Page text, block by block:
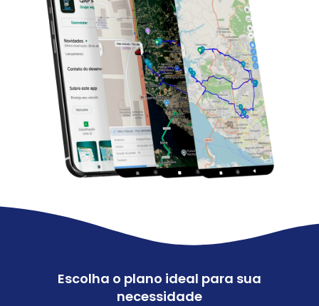
Escolha o plano ideal para sua
necessidade